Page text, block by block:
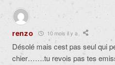
renzo 10 mois il y a
Désolé mais cest pas seul qui
chier…….tu revois pas tes